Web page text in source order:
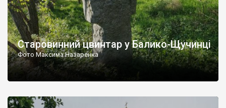
Старовинний цвинтар у Балико-Щучинці
Фото Максима Назаренка